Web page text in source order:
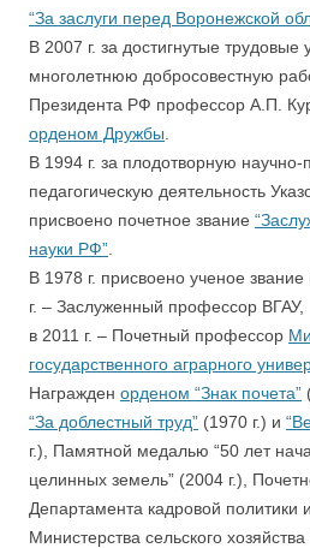
“За заслуги перед Воронежской
В 2007 г. за достигнутые трудовые
многолетнюю добросовестную
Президента РФ профессор А.П.
орденом Дружбы
В 1994 г. за плодотворную научно-
педагогическую деятельность
присвоено почетное звание
науки РФ”
В 1978 г. присвоено ученое
г. – Заслуженный профессор ВГАУ,
в 2011 г. – Почетный профессор
государственного аграрного
Награжден орденом “Знак почета”
“За доблестный труд” (1970 г.) и
г.), Памятной медалью “50 лет
целинных земель” (2004 г.),
Департамента кадровой политики
Министерства сельского